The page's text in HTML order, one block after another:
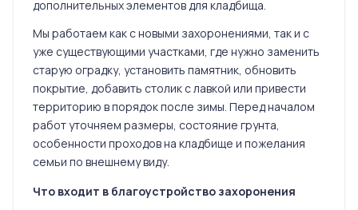
дополнительных элементов для кладбища.
Мы работаем как с новыми захоронениями, так и с
уже существующими участками, где нужно заменить
старую оградку, установить памятник, обновить
покрытие, добавить столик с лавкой или привести
территорию в порядок после зимы. Перед началом
работ уточняем размеры, состояние грунта,
особенности проходов на кладбище и пожелания
семьи по внешнему виду.
Что входит в благоустройство захоронения